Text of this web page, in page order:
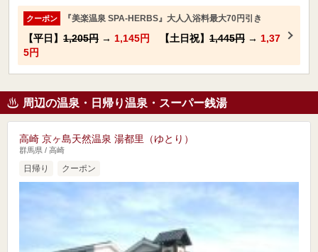
クーポン 『美楽温泉 SPA-HERBS』大人入浴料最大70円引き
【平日】 1,205円 → 1,145円 【土日祝】 1,445円 → 1,37
5円
周辺の温泉・日帰り温泉・スーパー銭湯
高崎 京ヶ島天然温泉 湯都里（ゆとり）
群馬県 / 高崎
日帰り クーポン